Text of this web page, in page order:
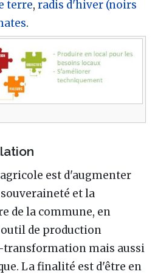
terre, radis d'hiver (noirs
.
est d'augmenter
et la
de la commune, en
de production
mais aussi
La finalité est d'être en